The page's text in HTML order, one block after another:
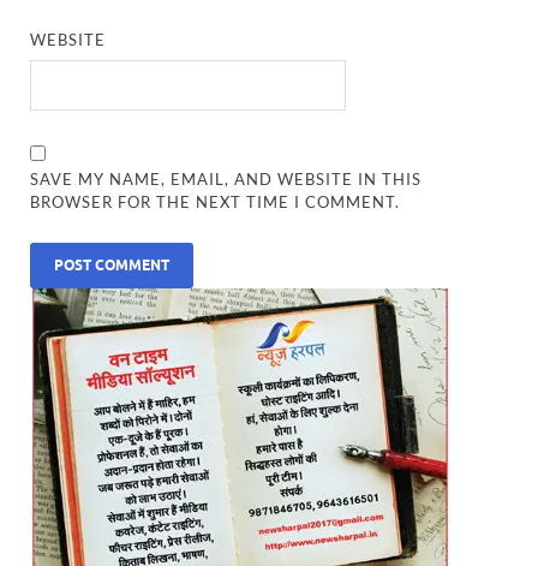
WEBSITE
SAVE MY NAME, EMAIL, AND WEBSITE IN THIS
BROWSER FOR THE NEXT TIME I COMMENT.